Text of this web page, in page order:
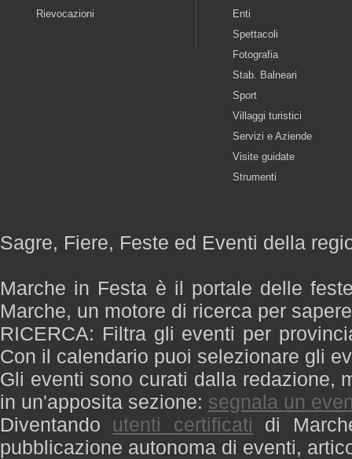
Rievocazioni
Enti
Spettacoli
Fotografia
Stab. Balneari
Sport
Villaggi turistici
Servizi e Aziende
Visite guidate
Strumenti
Sagre, Fiere, Feste ed Eventi della
Marche in Festa è il portale delle
Marche, un motore di ricerca per
RICERCA: Filtra gli eventi per
Con il calendario puoi selezionare gli
Gli eventi sono curati dalla redazione,
in un'apposita sezione: segnala un
Diventando utenti certificati di
pubblicazione autonoma di eventi,